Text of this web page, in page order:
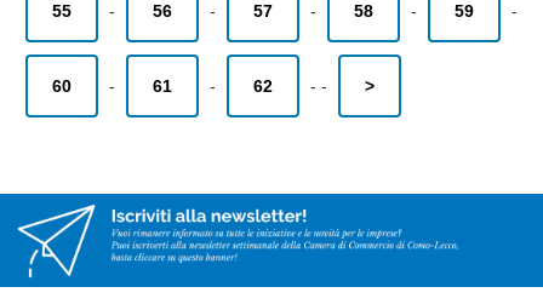
55 - 56 - 57 - 58 - 59 -
60 - 61 - 62 - - >